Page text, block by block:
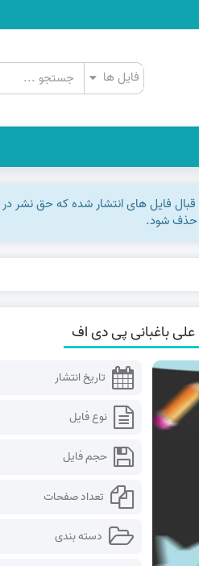
قبال فایل های انتشار شده که حق
حذف شود.
تاریخ انتشار
نوع فایل
حجم فایل
تعداد صفحات
دسته بندی